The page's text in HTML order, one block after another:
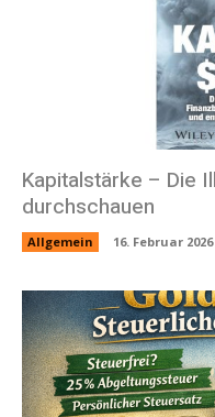
Kapitalstärke – Die
durchschauen
Allgemein 16. Februar 2026